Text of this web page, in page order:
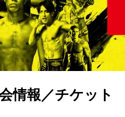
情報／チケット